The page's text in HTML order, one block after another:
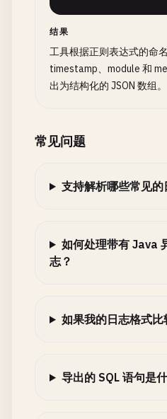
结果
工具根据正则表达式的命
timestamp、module 和
出为结构化的 JSON 数组。
常见问题
支持解析哪些常见的
如何处理带有 Java
志？
如果我的日志格式比
导出的 SQL 语句是